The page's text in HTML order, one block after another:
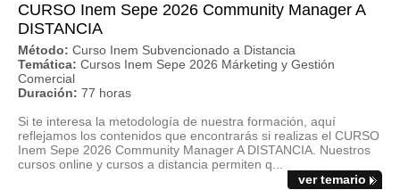
CURSO Inem Sepe 2026 Community Manager A
DISTANCIA
Método: Curso Inem Subvencionado a Distancia
Temática: Cursos Inem Sepe 2026 Márketing y Gestión
Comercial
Duración: 77 horas
Si te interesa la metodología de nuestra formación, aquí
reflejamos los contenidos que encontrarás si realizas el CURSO
Inem Sepe 2026 Community Manager A DISTANCIA. Nuestros
cursos online y cursos a distancia permiten q...
ver temario